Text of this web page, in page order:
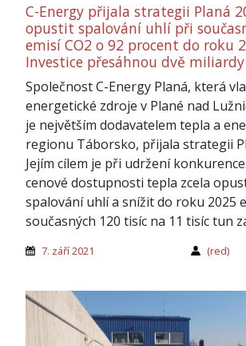
C-Energy přijala strategii Planá
opustit spalování uhlí při
emisí CO2 o 92 procent do roku
Investice přesáhnou dvě miliardy
Společnost C-Energy Planá, která
energetické zdroje v Plané nad
je největším dodavatelem tepla a
regionu Táborsko, přijala strategii
Jejím cílem je při udržení
cenové dostupnosti tepla zcela
spalování uhlí a snížit do roku 2025
současných 120 tisíc na 11 tisíc tun
7. září 2021 (red)